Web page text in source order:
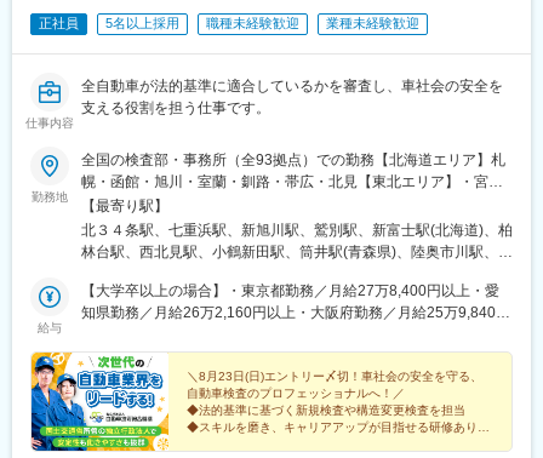
駅(名古屋市営)、男川駅、上社駅、伊勢朝日駅、小古曽駅、六軒駅
阪大前駅、神明町駅、南茨木駅(大阪モノレール)、新石切駅、久米
田駅、香里園駅、萩原天神駅、寝屋川市駅、摂津駅、土師ノ里
屋敷駅、西飾磨駅、新ノ口駅、新大宮駅、紀三井寺駅、紀伊駅、
東山公園駅(鳥取県)、東松江駅(島根県)、清輝橋駅、福井駅(岡山
県)、早島駅、安芸中野駅、山陽女学園前駅、牛田駅(広島県)、神
辺駅、東福山駅、山口駅(山口県)、防府駅、吉成駅、丸亀駅、円座
駅、土橋駅(愛媛県)、知寄町二丁目駅、水城駅、新宮中央駅、笹原
駅、平成駅、竜田口駅、鶴崎駅、南大分駅、南延岡駅、日向住吉
駅、上塩屋駅、てだこ浦西駅、浦添前田駅、赤嶺駅、放出駅、偕
県)、前橋大島駅、藤代駅、羽犬塚駅、西新井大師西駅、信濃国分
寺駅、武蔵関駅、京成幕張駅、等々力駅、要町駅、志村坂上駅、
糀谷駅、尻手駅、センター北駅、長沼駅(静岡県)、はなみずき通
駅、大須観音駅、本郷駅(愛知県)、追分駅(三重県)、妙国寺前駅、
南茨木駅(阪急線)、西富井駅、楽々園駅、知寄町駅、赤迫駅、深江
正社員 5名以上採用 職種未経験歓迎 業種未経験歓迎
仕事内容
全自動車が法的基準に適合しているかを審査し、車社会の安全を
支える役割を担う仕事です。
勤務地
全国の検査部・事務所（全93拠点）での勤務【北海道エリア】札
幌・函館・旭川・室蘭・釧路・帯広・北見【東北エリア】・宮城
（仙台）・青森・八戸・岩手・秋田・山形・庄内・福島・いわき
【関東エリア】・品川・練馬・足立・八王子・多摩・茨城・土
浦・栃木・佐野・群馬・埼玉・熊谷・所沢・春日部・千葉・習志
エリア】・新潟・長岡・富山・石川・長野・松本【中部エリ
ア】・名古屋・豊橋・西三河・小牧・福井・岐阜・飛騨・静岡・
泉・京都・京都南・奈良・滋賀・和歌山・兵庫、姫路【中国エリ
ア】・広島・福山・鳥取・島根・岡山・山口【四国エリア】・香
川・徳島・愛媛・高知【九州エリア】・福岡・北九州・久留米・
筑豊・佐賀・長崎・佐世保・厳原・熊本・大分・宮崎・鹿児島・
奄美・沖縄・宮古・八重山※詳細については、当機構のウェブサイ
【最寄り駅】
北３４条駅、七重浜駅、新旭川駅、鷲別駅、新富士駅(北海道)、柏
林台駅、西北見駅、小鶴新田駅、筒井駅(青森県)、陸奥市川駅、岩
県)、内郷駅、鮫洲駅、東武練馬駅、六町駅、小宮駅、西国立駅、
水戸駅、荒川沖駅、江曽島駅、田島駅、上泉駅、西大宮駅、明戸
駅(千葉県)、鴨居駅、小島新田駅、平塚駅、下溝駅、酒折駅、白山
駅(新潟県)、宮内駅(新潟県)、東新庄駅、大河端駅、北長野駅、平
田駅(長野県)、中島駅(愛知県)、船町駅、若林駅(愛知県)、岩倉駅
(愛知県)、ベル前駅、南宿駅、高山駅、県総合運動場駅、さぎの宮
駅、高茶屋駅、霞ケ浦駅、寝屋川市駅、フェリーターミナル駅、
給与
【大学卒以上の場合】・東京都勤務／月給27万8,400円以上・愛
知県勤務／月給26万2,160円以上・大阪府勤務／月給25万9,840円
程）の場合】・東京都勤務／月給27万8,400円以上・愛知県勤務
／月給26万2,160円以上・大阪府勤務／月給25万9,840円以上・そ
の他地域／月給23万2,000円以上【短大卒以上、または専門学校
卒（2年課程）の場合】・東京都勤務／月給25万9,800円以上・愛
知県勤務／月給26万4,645円以上・大阪府勤務／月給24万2,480円
＼8月23日(日)エントリー〆切！車社会の安全を守る、
自動車検査のプロフェッショナルへ！／
◆法的基準に基づく新規検査や構造変更検査を担当
◆スキルを磨き、キャリアアップが目指せる研修あり